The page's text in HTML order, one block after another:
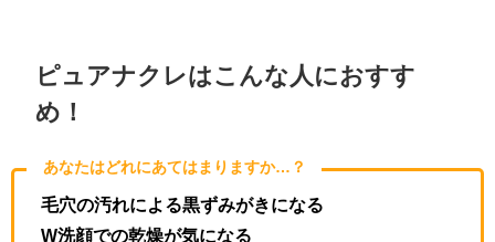
ピュアナクレはこんな人におすす
め！
あなたはどれにあてはまりますか…？
毛穴の汚れによる黒ずみがきになる
W洗顔での乾燥が気になる